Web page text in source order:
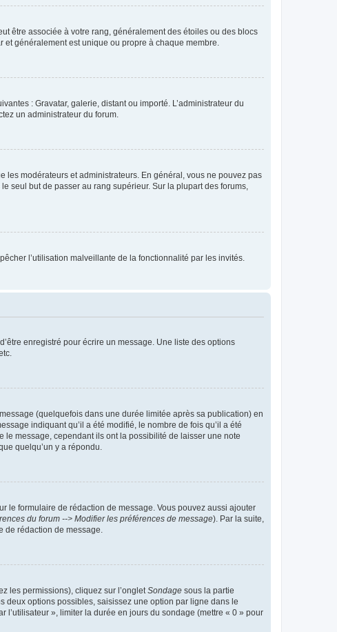
être associée à votre rang, généralement des étoiles ou des blocs
généralement est unique ou propre à chaque membre.
: Gravatar, galerie, distant ou importé. L’administrateur du
un administrateur du forum.
les modérateurs et administrateurs. En général, vous ne pouvez pas
seul but de passer au rang supérieur. Sur la plupart des forums,
l’utilisation malveillante de la fonctionnalité par les invités.
enregistré pour écrire un message. Une liste des options
(quelquefois dans une durée limitée après sa publication) en
indiquant qu’il a été modifié, le nombre de fois qu’il a été
le message, cependant ils ont la possibilité de laisser une note
quelqu’un y a répondu.
le formulaire de rédaction de message. Vous pouvez aussi ajouter
du forum --> Modifier les préférences de message). Par la suite,
de rédaction de message.
les permissions), cliquez sur l’onglet Sondage sous la partie
deux options possibles, saisissez une option par ligne dans le
», limiter la durée en jours du sondage (mettre « 0 » pour